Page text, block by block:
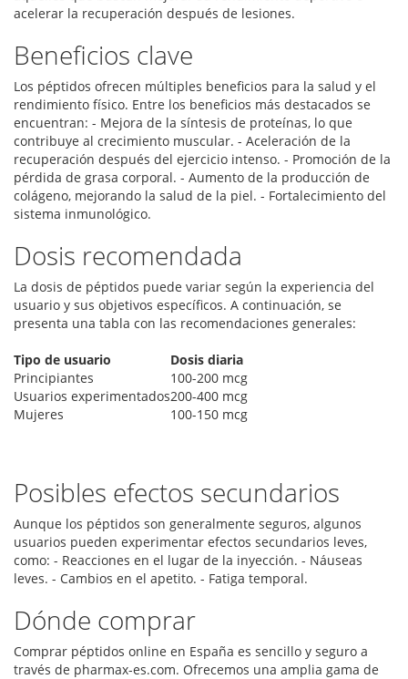
acelerar la recuperación después de lesiones.
Beneficios clave
Los péptidos ofrecen múltiples beneficios para la salud y el
rendimiento físico. Entre los beneficios más destacados se
encuentran: - Mejora de la síntesis de proteínas, lo que
contribuye al crecimiento muscular. - Aceleración de la
recuperación después del ejercicio intenso. - Promoción de la
pérdida de grasa corporal. - Aumento de la producción de
colágeno, mejorando la salud de la piel. - Fortalecimiento del
sistema inmunológico.
Dosis recomendada
La dosis de péptidos puede variar según la experiencia del
usuario y sus objetivos específicos. A continuación, se
presenta una tabla con las recomendaciones generales:
Tipo de usuario
Dosis diaria
Principiantes
100-200 mcg
Usuarios experimentados200-400 mcg
Mujeres
100-150 mcg
Posibles efectos secundarios
Aunque los péptidos son generalmente seguros, algunos
usuarios pueden experimentar efectos secundarios leves,
como: - Reacciones en el lugar de la inyección. - Náuseas
leves. - Cambios en el apetito. - Fatiga temporal.
Dónde comprar
Comprar péptidos online en España es sencillo y seguro a
través de pharmax-es.com. Ofrecemos una amplia gama de